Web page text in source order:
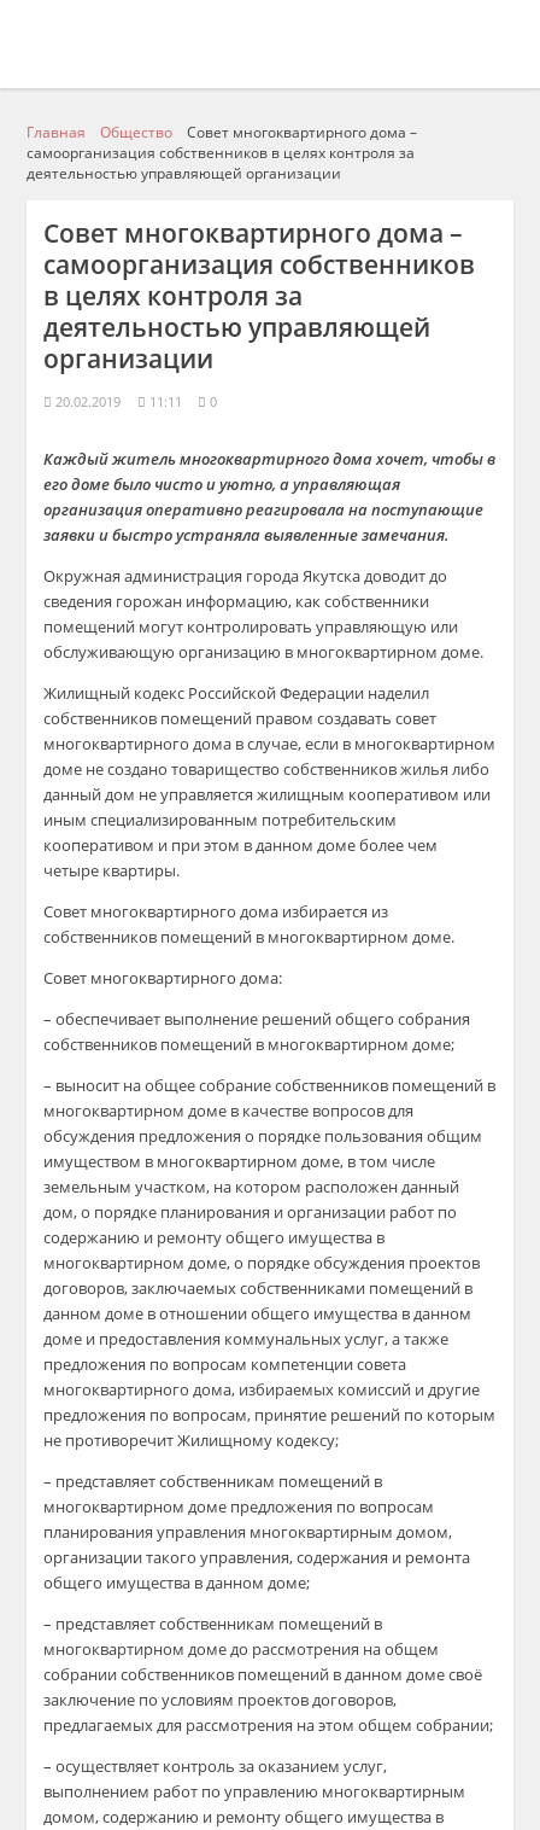
Главная Общество
Совет многоквартирного дома –
самоорганизация собственников в целях контроля за
деятельностью управляющей организации
Совет многоквартирного дома –
самоорганизация собственников
в целях контроля за
деятельностью управляющей
организации
20.02.2019 11:11 0
Каждый житель многоквартирного дома хочет, чтобы в
его доме было чисто и уютно, а управляющая
организация оперативно реагировала на поступающие
заявки и быстро устраняла выявленные замечания.
Окружная администрация города Якутска доводит до
сведения горожан информацию, как собственники
помещений могут контролировать управляющую или
обслуживающую организацию в многоквартирном доме.
Жилищный кодекс Российской Федерации наделил
собственников помещений правом создавать совет
многоквартирного дома в случае, если в многоквартирном
доме не создано товарищество собственников жилья либо
данный дом не управляется жилищным кооперативом или
иным специализированным потребительским
кооперативом и при этом в данном доме более чем
четыре квартиры.
Совет многоквартирного дома избирается из
собственников помещений в многоквартирном доме.
Совет многоквартирного дома:
– обеспечивает выполнение решений общего собрания
собственников помещений в многоквартирном доме;
– выносит на общее собрание собственников помещений в
многоквартирном доме в качестве вопросов для
обсуждения предложения о порядке пользования общим
имуществом в многоквартирном доме, в том числе
земельным участком, на котором расположен данный
дом, о порядке планирования и организации работ по
содержанию и ремонту общего имущества в
многоквартирном доме, о порядке обсуждения проектов
договоров, заключаемых собственниками помещений в
данном доме в отношении общего имущества в данном
доме и предоставления коммунальных услуг, а также
предложения по вопросам компетенции совета
многоквартирного дома, избираемых комиссий и другие
предложения по вопросам, принятие решений по которым
не противоречит Жилищному кодексу;
– представляет собственникам помещений в
многоквартирном доме предложения по вопросам
планирования управления многоквартирным домом,
организации такого управления, содержания и ремонта
общего имущества в данном доме;
– представляет собственникам помещений в
многоквартирном доме до рассмотрения на общем
собрании собственников помещений в данном доме своё
заключение по условиям проектов договоров,
предлагаемых для рассмотрения на этом общем собрании;
– осуществляет контроль за оказанием услуг,
выполнением работ по управлению многоквартирным
домом, содержанию и ремонту общего имущества в